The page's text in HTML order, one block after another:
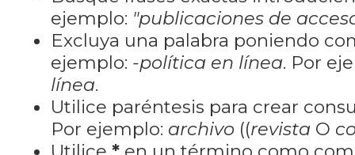
ejemplo: "publicaciones de
Excluya una palabra poniendo
ejemplo: -política en línea. Por
línea.
Utilice paréntesis para crear
Por ejemplo: archivo ((revista O